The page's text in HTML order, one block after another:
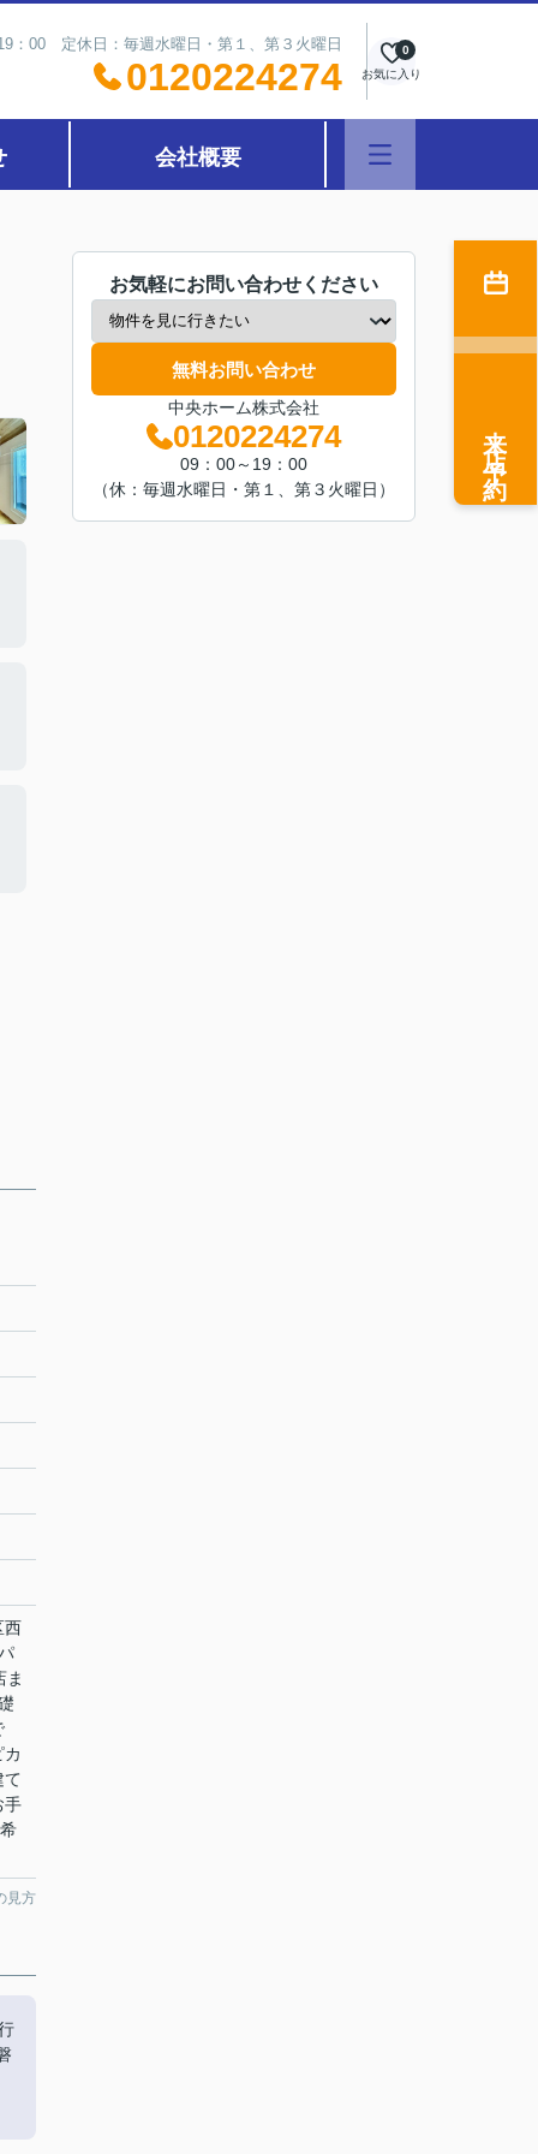
：00 定休日：毎週水曜日・第１、第３火曜日
0120224274 お気に入り
0
会社概要
西
ま
て
手
見方
お気軽にお問い合わせください
無料お問い合わせ
中央ホーム株式会社
0120224274
09：00～19：00
（休：毎週水曜日・第１、第３火曜日）
来店予約